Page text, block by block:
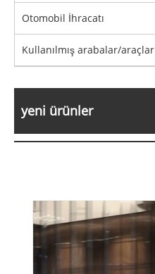
Otomobil İhracatı
Kullanılmış arabalar/araçlar
yeni ürünler